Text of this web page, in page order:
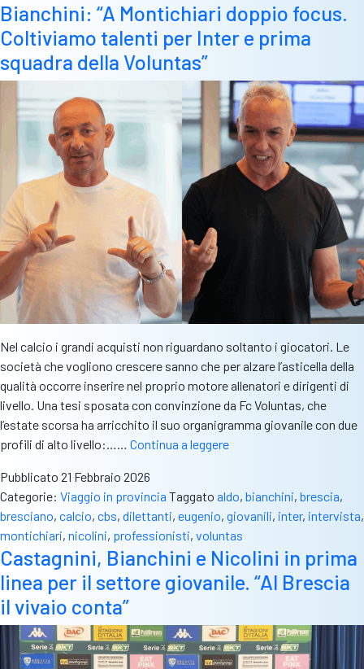
di
Nicolini:
vittorie
insieme:
io
unico
collaboratore
Bianchini: “A Montichiari doppio focus.
Coltiviamo talenti per Inter e prima
squadra della Voluntas”
Nel calcio i grandi acquisti non riguardano soltanto i giocatori. Le
società che vogliono crescere sanno che per alzare l’asticella della
qualità occorre inserire nel proprio motore allenatori e dirigenti di
livello. Una tesi sposata con convinzione da Fc Voluntas, che
l’estate scorsa ha arricchito il suo organigramma giovanile con due
profili di alto livello:…… Continua a leggereBianchini:
doppio
focus.
Coltiviamo
talenti
per
prima
squadra
Pubblicato 21 Febbraio 2026
Categorie: Viaggio in provincia Taggato aldo, bianchini, brescia,
bresciano, calcio, cbs, dilettanti, eugenio, giovanili, inter, intervista,
montichiari, nicolini, professionisti, voluntas
Castagnini, Bianchini e Nicolini in prima
linea per il settore giovanile. “Al Brescia
il vivaio conta”